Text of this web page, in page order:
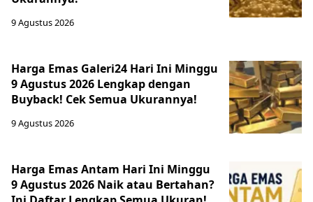
9 Agustus 2026
Harga Emas Galeri24 Hari Ini Minggu
9 Agustus 2026 Lengkap dengan
Buyback! Cek Semua Ukurannya!
9 Agustus 2026
Harga Emas Antam Hari Ini Minggu
9 Agustus 2026 Naik atau Bertahan?